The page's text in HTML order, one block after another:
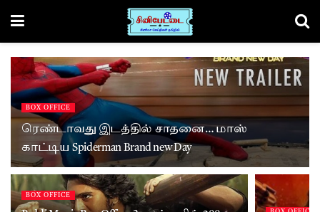
BOX OFFICE
ரெண்டாவது இடத்தில் சாதனை… மாஸ்
காட்டிய Spiderman Brand new Day
BOX OFFICE